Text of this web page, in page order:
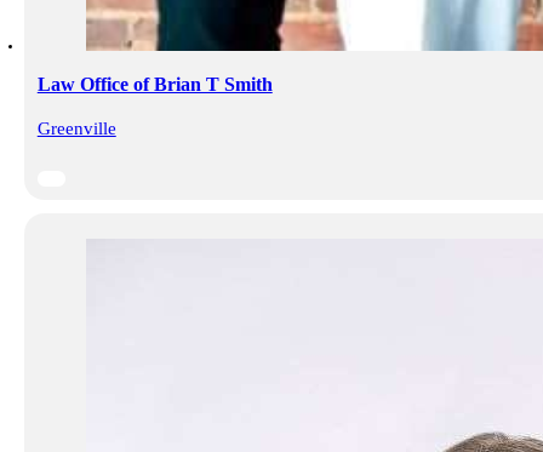
Law Office of Brian T Smith
Greenville